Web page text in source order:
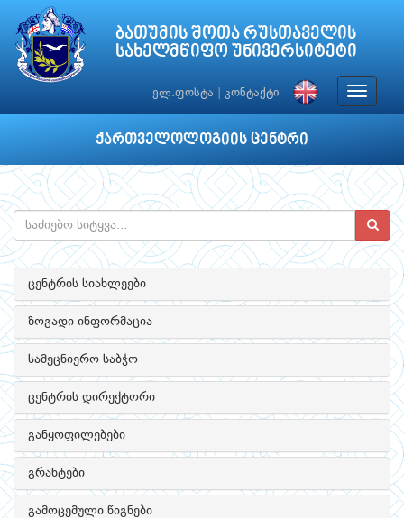
ბათუმის შოთა რუსთაველის
სახელმწიფო უნივერსიტეტი
ელ.ფოსტა კონტაქტი
Toggle
ქართველოლოგიის ცენტრი
ცენტრის სიახლეები
ზოგადი ინფორმაცია
სამეცნიერო საბჭო
ცენტრის დირექტორი
განყოფილებები
გრანტები
გამოცემული წიგნები